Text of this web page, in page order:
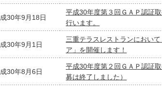
30年9月18日
平成30年度第３回ＧＡＰ認証
行います。
30年9月1日
三重テラスレストランにおい
ア」を開催します！
30年8月6日
平成30年度第２回ＧＡＰ認証
募は終了しました）